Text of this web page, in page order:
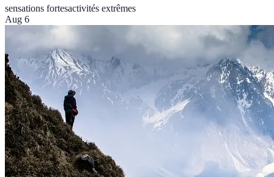
sensations fortesactivités extrêmes
Aug 6